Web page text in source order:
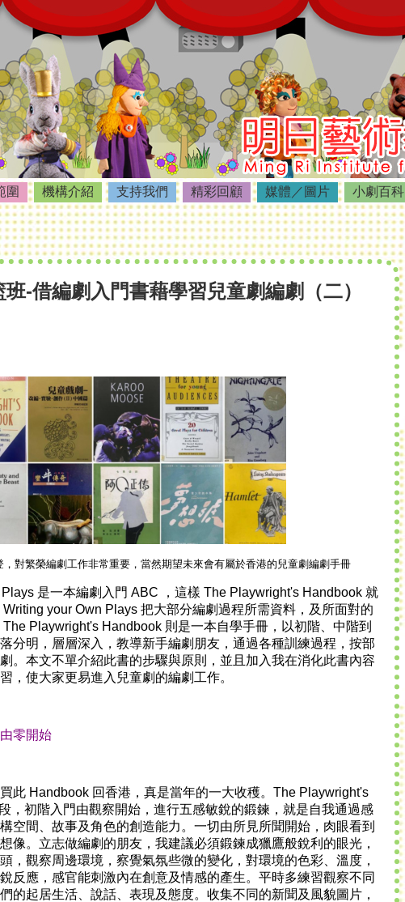
圍 機構介紹 支持我們 精彩回顧 媒體／圖片 小劇百科
-借編劇入門書藉學習兒童劇編劇（二）
對繁榮編劇工作非常重要，當然期望未來會有屬於香港的兒童劇編劇手冊
是一本編劇入門 ABC ，這樣 The Playwright's Handbook 就
Writing your Own Plays 把大部分編劇過程所需資料，及所面對的
The Playwright's Handbook 則是一本自學手冊，以初階、中階到
分明，層層深入，教導新手編劇朋友，通過各種訓練過程，按部
。本文不單介紹此書的步驟與原則，並且加入我在消化此書內容
，使大家更易進入兒童劇的編劇工作。
零開始
此 Handbook 回香港，真是當年的一大收穫。 The Playwright's
，初階入門由觀察開始，進行五感敏銳的鍛鍊，就是自我通過感
空間、故事及角色的創造能力。一切由所見所聞開始，肉眼看到
像。立志做編劇的朋友，我建議必須鍛鍊成獵鷹般銳利的眼光，
，觀察周邊環境，察覺氣氛些微的變化，對環境的色彩、溫度，
反應，感官能刺激內在創意及情感的產生。平時多練習觀察不同
的起居生活、說話、表現及態度。收集不同的新聞及風貌圖片，